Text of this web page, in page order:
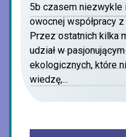
5b czasem niezwykle
owocnej współpracy
Przez ostatnich kilka
udział w
ekologicznych, które
wiedzę,...